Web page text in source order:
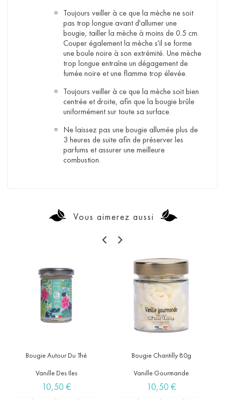
Toujours veiller à ce que la mèche ne soit
pas trop longue avant d'allumer une
bougie, tailler la mèche à moins de 0.5 cm.
Couper également la mèche s'il se forme
une boule noire à son extrémité. Une mèche
trop longue entraîne un dégagement de
fumée noire et une flamme trop élevée.
Toujours veiller à ce que la mèche soit bien
centrée et droite, afin que la bougie brûle
uniformément sur toute sa surface.
Ne laissez pas une bougie allumée plus de
3 heures de suite afin de préserver les
parfums et assurer une meilleure
combustion.
Vous aimerez aussi
Bougie Autour Du Thé
Vanille Des Iles
Prix
10,50 €
Bougie Chantilly 80g
Vanille Gourmande
Prix
10,50 €